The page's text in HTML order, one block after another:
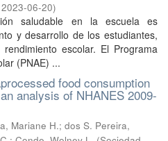
2023-06-20)
saludable en la escuela es
y desarrollo de los estudiantes,
escolar. El Programa
(PNAE) ...
food consumption
analysis of NHANES 2009-
Mariane H.; dos S. Pereira,